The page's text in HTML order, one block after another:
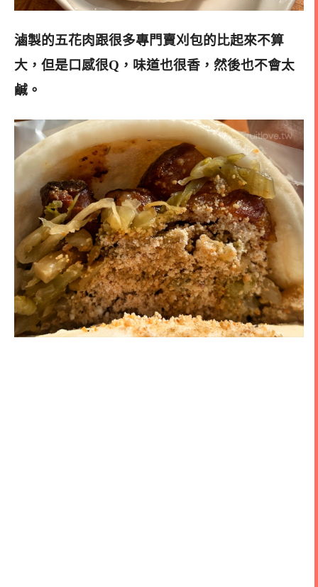
滷製的五花肉跟很多專門賣刈包的比起來不算
大，但是口感很Q，味道也很香，然後也不會太
鹹。